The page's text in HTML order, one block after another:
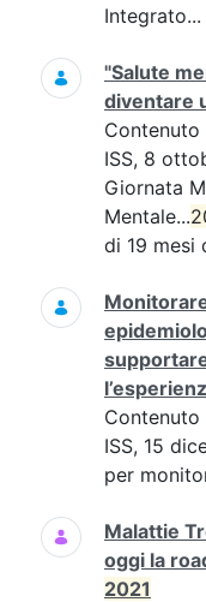
Integrato...
"Salute
diventare
Contenuto
ISS, 8
Giornata
Mentale...
di 19 mesi
Contenuto
ISS, 15
per
Malattie
oggi la
2021